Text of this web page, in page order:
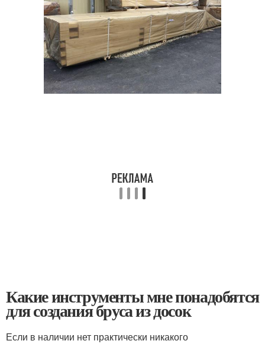
Какие инструменты мне понадобятся
для создания бруса из досок
Если в наличии нет практически никакого